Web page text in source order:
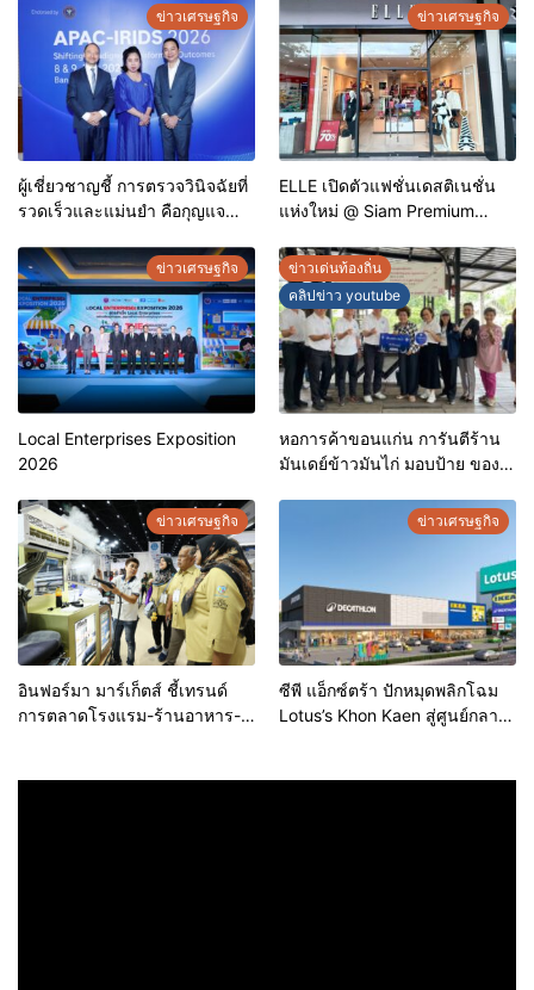
ข่าวเศรษฐกิจ
ผู้เชี่ยวชาญชี้ การตรวจวินิจฉัยที่
รวดเร็วและแม่นยำ คือกุญแจ
ประเทศไทย
ข่าวเศรษฐกิจ
ELLE เปิดตัวแฟชั่นเดสติเนชั่น
แห่งใหม่ @ Siam Premium
ดีลพิเศษลดสูงสุด 70%
ข่าวเศรษฐกิจ
Local Enterprises Exposition
2026
ข่าวเด่นท้องถิ่น
คลิปข่าว youtube
หอการค้าขอนแก่น การันตีร้าน
มันเดย์ข้าวมันไก่ มอบป้าย ของดี
ประกอบการคุณภาพ ยกระดับ
มาตรฐาน สร้างความเชื่อมั่นให้ผู้
ข่าวเศรษฐกิจ
อินฟอร์มา มาร์เก็ตส์ ชี้เทรนด์
การตลาดโรงแรม-ร้านอาหาร-
ข่าวเศรษฐกิจ
ซีพี แอ็กซ์ตร้า ปักหมุดพลิกโฉม
Lotus’s Khon Kaen สู่ศูนย์กลาง